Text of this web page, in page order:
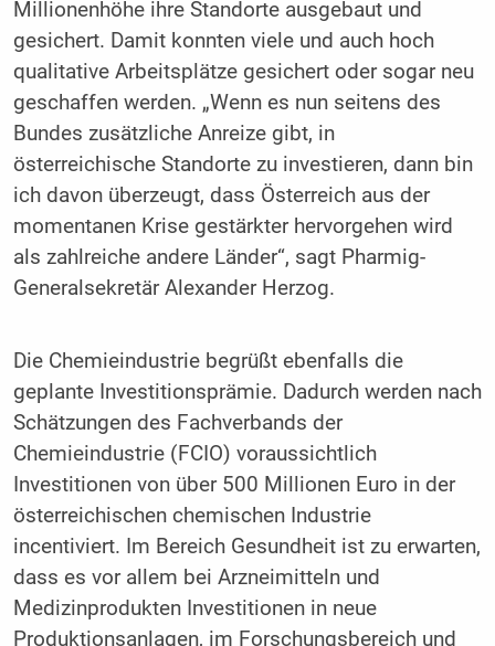
Millionenhöhe ihre Standorte ausgebaut und
gesichert. Damit konnten viele und auch hoch
qualitative Arbeitsplätze gesichert oder sogar neu
geschaffen werden. „Wenn es nun seitens des
Bundes zusätzliche Anreize gibt, in
österreichische Standorte zu investieren, dann bin
ich davon überzeugt, dass Österreich aus der
momentanen Krise gestärkter hervorgehen wird
als zahlreiche andere Länder“, sagt Pharmig-
Generalsekretär Alexander Herzog.
Die Chemieindustrie begrüßt ebenfalls die
geplante Investitionsprämie. Dadurch werden nach
Schätzungen des Fachverbands der
Chemieindustrie (FCIO) voraussichtlich
Investitionen von über 500 Millionen Euro in der
österreichischen chemischen Industrie
incentiviert. Im Bereich Gesundheit ist zu erwarten,
dass es vor allem bei Arzneimitteln und
Medizinprodukten Investitionen in neue
Produktionsanlagen, im Forschungsbereich und